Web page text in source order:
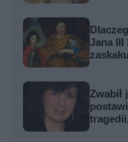
Jana
Zwabił